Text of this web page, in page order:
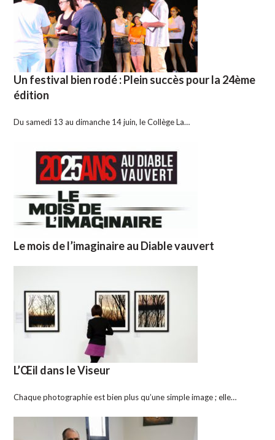
Un festival bien rodé : Plein succès pour la 24ème
édition
Du samedi 13 au dimanche 14 juin, le Collège La…
Le mois de l’imaginaire au Diable vauvert
L’Œil dans le Viseur
Chaque photographie est bien plus qu’une simple image ; elle…